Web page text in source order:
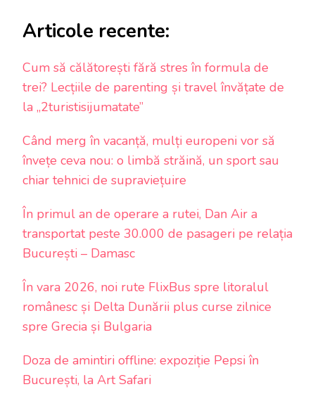
Articole recente:
Cum să călătorești fără stres în formula de
trei? Lecțiile de parenting și travel învățate de
la „2turistisijumatate”
Când merg în vacanță, mulți europeni vor să
învețe ceva nou: o limbă străină, un sport sau
chiar tehnici de supraviețuire
În primul an de operare a rutei, Dan Air a
transportat peste 30.000 de pasageri pe relația
București – Damasc
În vara 2026, noi rute FlixBus spre litoralul
românesc și Delta Dunării plus curse zilnice
spre Grecia și Bulgaria
Doza de amintiri offline: expoziție Pepsi în
București, la Art Safari